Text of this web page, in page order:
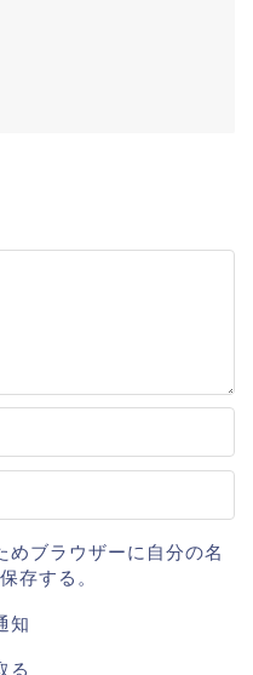
めブラウザーに自分の名
存する。
知
る